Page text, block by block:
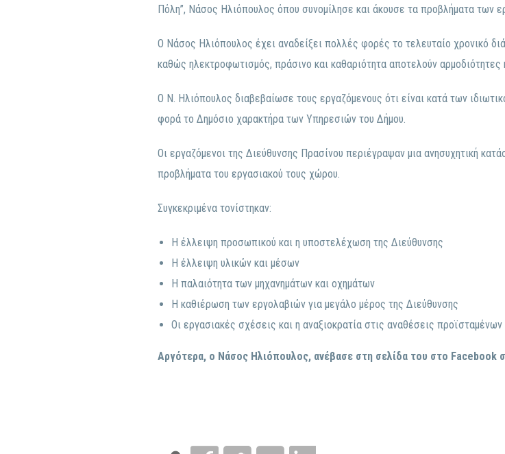
Πόλη”, Νάσος Ηλιόπουλος όπου συνομίλησε και άκουσε τα προβλήματα των
O Νάσος Ηλιόπουλος έχει αναδείξει πολλές φορές το τελευταίο χρονικό
καθώς ηλεκτροφωτισμός, πράσινο και καθαριότητα αποτελούν αρμοδιότητες
Ο Ν. Ηλιόπουλος διαβεβαίωσε τους εργαζόμενους ότι είναι κατά των
φορά το Δημόσιο χαρακτήρα των Υπηρεσιών του Δήμου.
Οι εργαζόμενοι της Διεύθυνσης Πρασίνου περιέγραψαν μια ανησυχητική
προβλήματα του εργασιακού τους χώρου.
Συγκεκριμένα τονίστηκαν:
Η έλλειψη προσωπικού και η υποστελέχωση της Διεύθυνσης
Η έλλειψη υλικών και μέσων
Η παλαιότητα των μηχανημάτων και οχημάτων
Η καθιέρωση των εργολαβιών για μεγάλο μέρος της Διεύθυνσης
Οι εργασιακές σχέσεις και η αναξιοκρατία στις αναθέσεις
Αργότερα, ο Νάσος Ηλιόπουλος, ανέβασε στη σελίδα του στο Facebook